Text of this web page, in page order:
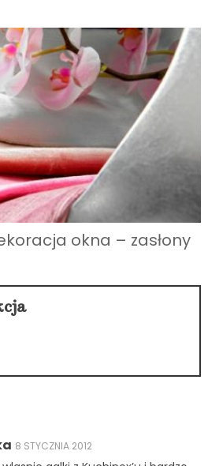
okna – zasłony
8 STYCZNIA 2012